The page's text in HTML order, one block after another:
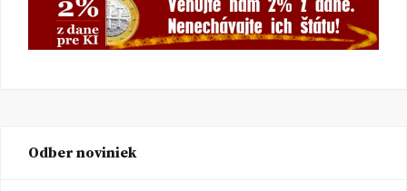
Odber noviniek